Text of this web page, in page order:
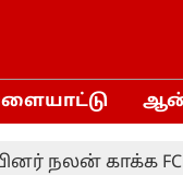
காக்க